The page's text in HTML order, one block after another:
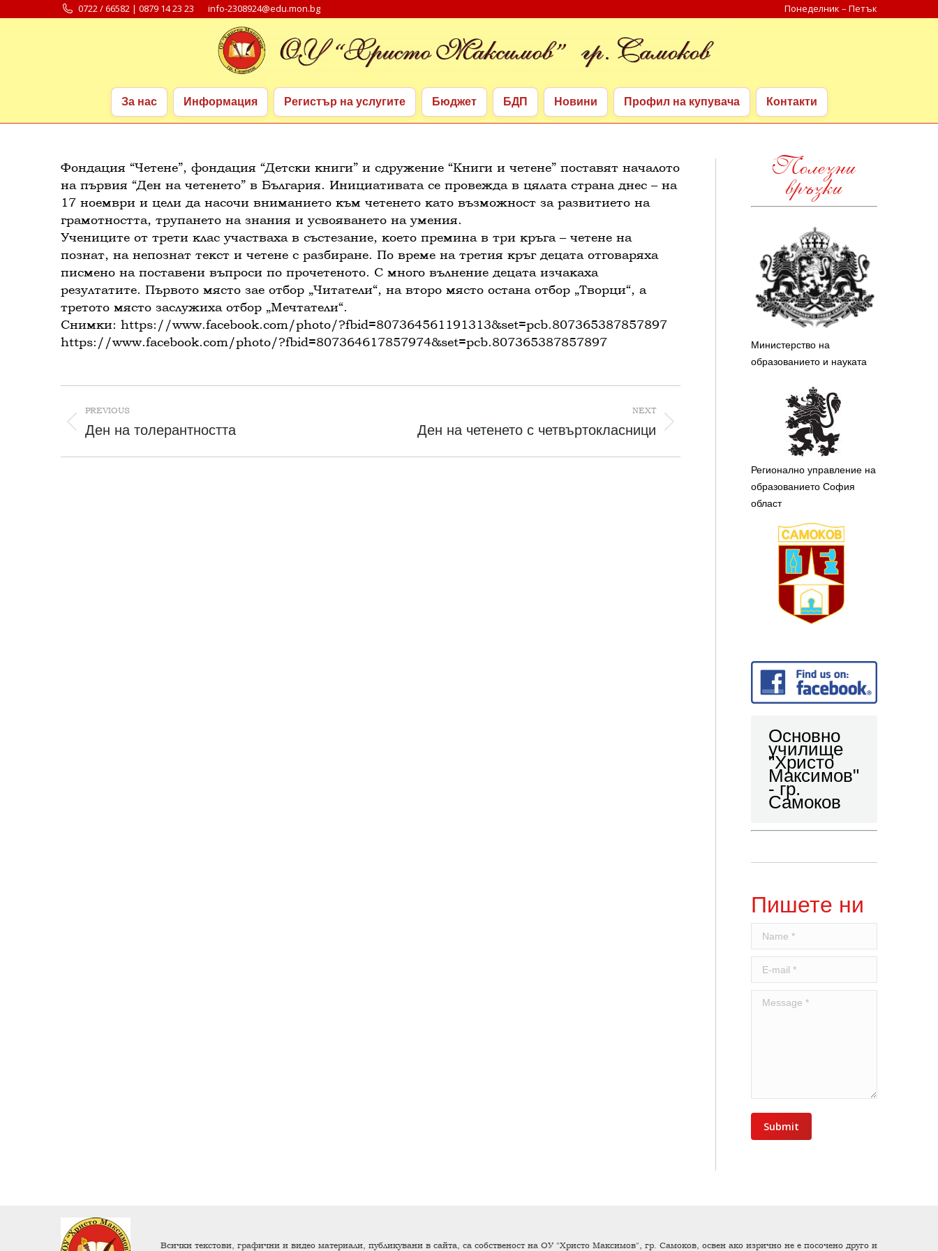
0722 / 66582 | 0879 14 23 23 info-2308924@edu.mon.bg Search:
Понеделник – Петък
За нас Информация Регистър на услугите Бюджет БДП Новини Профил на купувача Контакти
Фондация “Четене”, фондация “Детски книги” и сдружение “Книги и четене” поставят началото
на първия “Ден на четенето” в България. Инициативата се провежда в цялата страна днес – на
17 ноември и цели да насочи вниманието към четенето като възможност за развитието на
грамотността, трупането на знания и усвояването на умения.
Учениците от трети клас участваха в състезание, което премина в три кръга – четене на
познат, на непознат текст и четене с разбиране. По време на третия кръг децата отговаряха
писмено на поставени въпроси по прочетеното. С много вълнение децата изчакаха
резултатите. Първото място зае отбор „Читатели“, на второ място остана отбор „Творци“, а
третото място заслужиха отбор „Мечтатели“.
Снимки: https://www.facebook.com/photo/?fbid=807364561191313&set=pcb.807365387857897
https://www.facebook.com/photo/?fbid=807364617857974&set=pcb.807365387857897
navigation
PREVIOUS
Previous
Ден на толерантността
NEXT
Ден на четенето с четвъртокласници
Полезни
връзки
Министерство на
образованието и науката
Регионално управление на
образованието София
област
Основно
училище
"Христо
Максимов"
- гр.
Самоков
Пишете ни
Name *
E-mail *
Message *
Submit
Всички текстови, графични и видео материали, публикувани в сайта, са собственост на ОУ "Христо Максимов", гр. Самоков, освен ако изрично не е посочено друго и
За нас Информация Регистър на услугите Бюджет БДП Новини Профил на купувача Контакти